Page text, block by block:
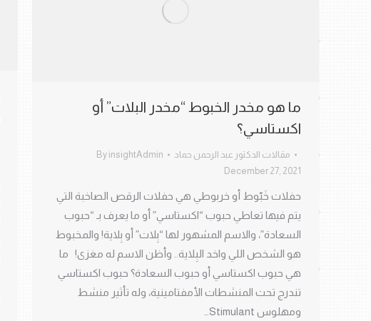
ما هو مخدر الخبوط “مخدر البلات” أو
اكستاسي؟
مقالات الدكتور عبد الرحمن حماد By insightAdmin
December 27, 2021
حفلات خَبّوط أو خربوطي هي حفلات الرقص الصاخبة التي
يتم فيها تعاطي حبوب “اكستاسي” أو ما يعرف بـ “حبوب
السعادة”، والاسم المشهور لها “بِلات” أو بِلاية! والمخبوط
هو الشخص اللي واخد البِلاية.. وأظن الاسم له مغزى! ما
هي حبوب اكستاسي أو حبوب السعادة؟ حبوب اكستاسي
تندرج تحت المنشطات الأمفتامينية، وله تأثير منشط
ومهلوس Stimulant…